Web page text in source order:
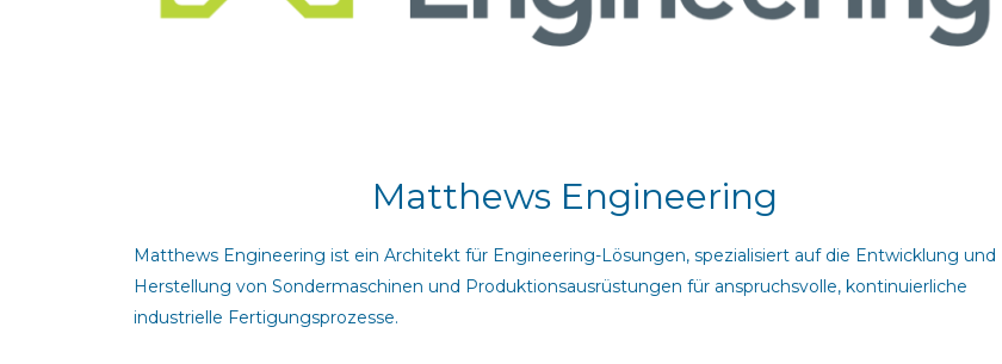
Matthews Engineering
Matthews Engineering ist ein Architekt für Engineering-Lösungen, spezialisiert auf die Entwicklung und
Herstellung von Sondermaschinen und Produktionsausrüstungen für anspruchsvolle, kontinuierliche
industrielle Fertigungsprozesse.